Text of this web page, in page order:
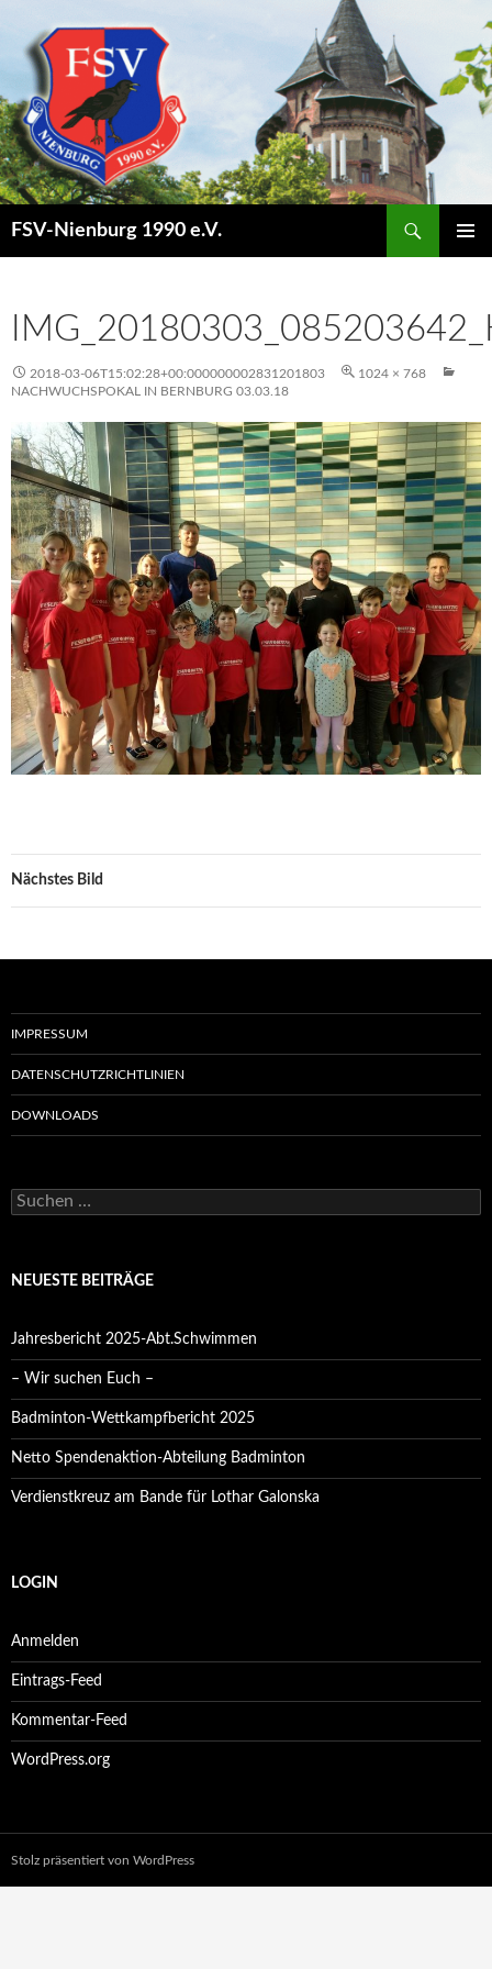
FSV-Nienburg 1990 e.V.
2018-03-06T15:02:28+00:000000002831201803
1024 × 768
NACHWUCHSPOKAL IN BERNBURG 03.03.18
Nächstes Bild
IMPRESSUM
DATENSCHUTZRICHTLINIEN
DOWNLOADS
Suchen
nach:
NEUESTE BEITRÄGE
Jahresbericht 2025-Abt.Schwimmen
– Wir suchen Euch –
Badminton-Wettkampfbericht 2025
Netto Spendenaktion-Abteilung Badminton
Verdienstkreuz am Bande für Lothar Galonska
LOGIN
Anmelden
Eintrags-Feed
Kommentar-Feed
WordPress.org
Stolz präsentiert von WordPress